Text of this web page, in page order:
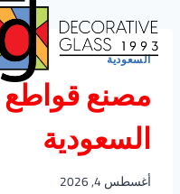
المحتوىالسعودية
مصنع
السعودية
أغسطس 4, 2026